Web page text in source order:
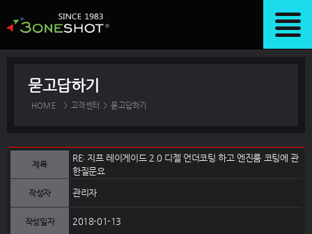
묻고답하기
HOME > 고객센터 > 묻고답하기
제목
RE: 지프 레이게이드 2.0 디젤 언더코팅 하고 엔진룸 코팅에 관
한질문요
작성자 관리자
작성일자 2018-01-13